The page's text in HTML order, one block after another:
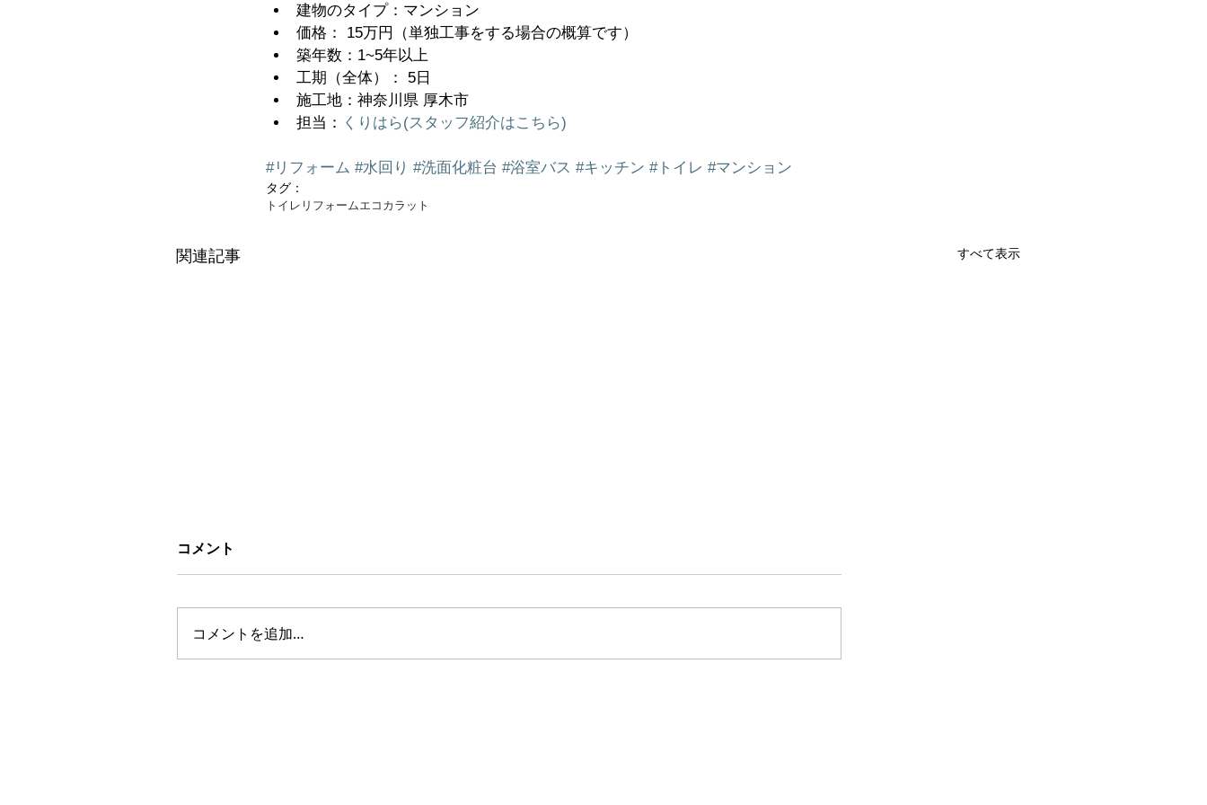
建物のタイプ：マンション
価格： 15万円（単独工事をする場合の概算です）
築年数：1~5年以上
工期（全体）： 5日
施工地：神奈川県 厚木市
担当： くりはら(スタッフ紹介はこちら)
#リフォーム #水回り #洗面化粧台 #浴室バス #キッチン #トイレ #マンション
タグ：
トイレリフォームエコカラット
関連記事 すべて表示
コメント
コメントを追加…